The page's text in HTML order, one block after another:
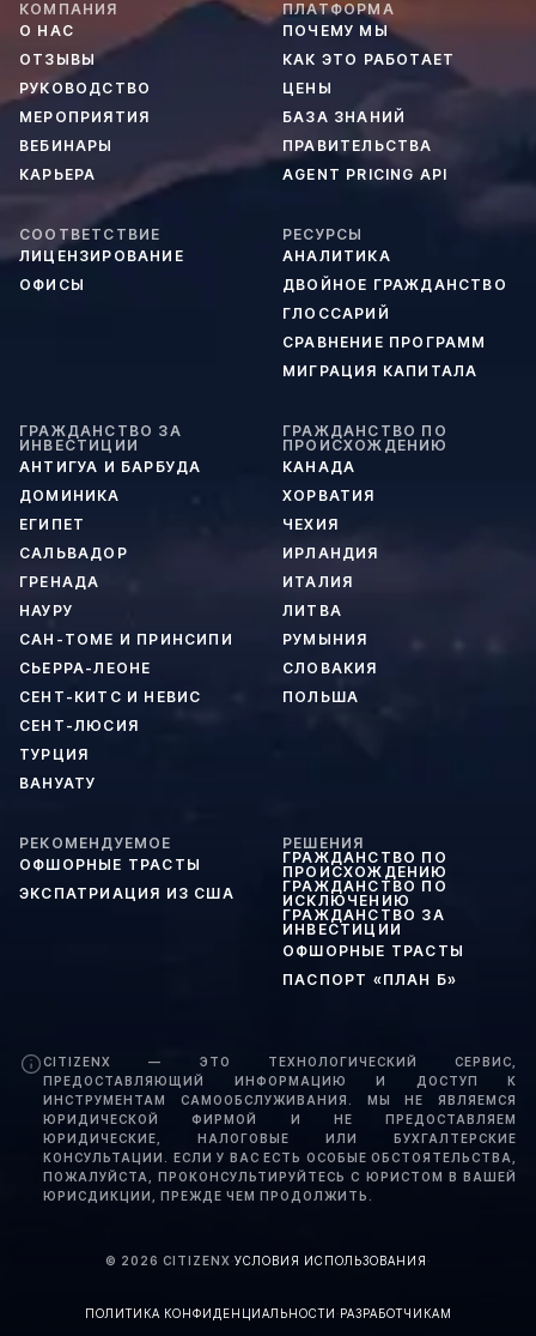
КОМПАНИЯ
О НАС
ОТЗЫВЫ
РУКОВОДСТВО
МЕРОПРИЯТИЯ
ВЕБИНАРЫ
КАРЬЕРА
ПЛАТФОРМА
ПОЧЕМУ МЫ
КАК ЭТО РАБОТАЕТ
ЦЕНЫ
БАЗА ЗНАНИЙ
ПРАВИТЕЛЬСТВА
AGENT PRICING API
СООТВЕТСТВИЕ
ЛИЦЕНЗИРОВАНИЕ
ОФИСЫ
РЕСУРСЫ
АНАЛИТИКА
ДВОЙНОЕ ГРАЖДАНСТВО
ГЛОССАРИЙ
СРАВНЕНИЕ ПРОГРАММ
МИГРАЦИЯ КАПИТАЛА
ГРАЖДАНСТВО ЗА
ИНВЕСТИЦИИ
АНТИГУА И БАРБУДА
ДОМИНИКА
ЕГИПЕТ
САЛЬВАДОР
ГРЕНАДА
НАУРУ
САН-ТОМЕ И ПРИНСИПИ
СЬЕРРА-ЛЕОНЕ
СЕНТ-КИТС И НЕВИС
СЕНТ-ЛЮСИЯ
ТУРЦИЯ
ВАНУАТУ
ГРАЖДАНСТВО ПО
ПРОИСХОЖДЕНИЮ
КАНАДА
ХОРВАТИЯ
ЧЕХИЯ
ИРЛАНДИЯ
ИТАЛИЯ
ЛИТВА
РУМЫНИЯ
СЛОВАКИЯ
ПОЛЬША
РЕКОМЕНДУЕМОЕ
ОФШОРНЫЕ ТРАСТЫ
ЭКСПАТРИАЦИЯ ИЗ США
РЕШЕНИЯ
ГРАЖДАНСТВО ПО
ПРОИСХОЖДЕНИЮ
ГРАЖДАНСТВО ПО
ИСКЛЮЧЕНИЮ
ГРАЖДАНСТВО ЗА
ИНВЕСТИЦИИ
ОФШОРНЫЕ ТРАСТЫ
ПАСПОРТ «ПЛАН Б»
CITIZENX — ЭТО ТЕХНОЛОГИЧЕСКИЙ СЕРВИС,
ПРЕДОСТАВЛЯЮЩИЙ ИНФОРМАЦИЮ И ДОСТУП К
ИНСТРУМЕНТАМ САМООБСЛУЖИВАНИЯ. МЫ НЕ ЯВЛЯЕМСЯ
ЮРИДИЧЕСКОЙ ФИРМОЙ И НЕ ПРЕДОСТАВЛЯЕМ
ЮРИДИЧЕСКИЕ, НАЛОГОВЫЕ ИЛИ БУХГАЛТЕРСКИЕ
КОНСУЛЬТАЦИИ. ЕСЛИ У ВАС ЕСТЬ ОСОБЫЕ ОБСТОЯТЕЛЬСТВА,
ПОЖАЛУЙСТА, ПРОКОНСУЛЬТИРУЙТЕСЬ С ЮРИСТОМ В ВАШЕЙ
ЮРИСДИКЦИИ, ПРЕЖДЕ ЧЕМ ПРОДОЛЖИТЬ.
© 2026 CITIZENX ·УСЛОВИЯ ИСПОЛЬЗОВАНИЯ ·
ПОЛИТИКА КОНФИДЕНЦИАЛЬНОСТИ ·РАЗРАБОТЧИКАМ